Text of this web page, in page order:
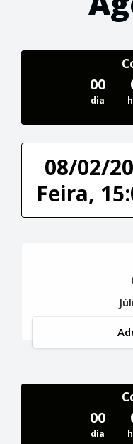
00
dia
08/02/
Feira,
00
dia